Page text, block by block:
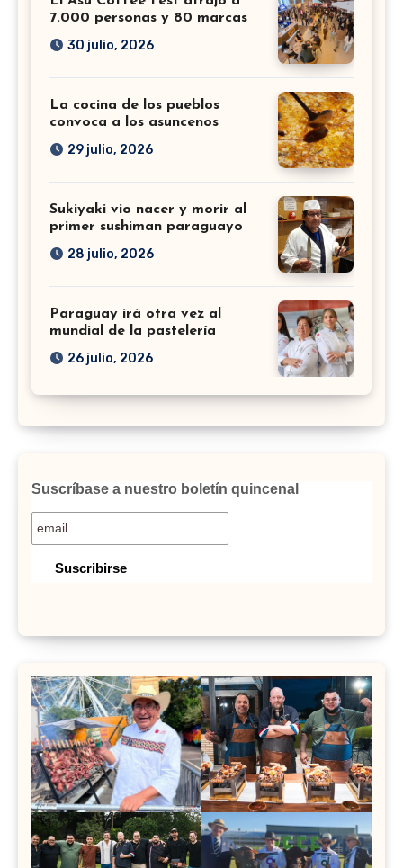
7.000 personas y 80 marcas
30 julio, 2026
La cocina de los pueblos
convoca a los asuncenos
29 julio, 2026
Sukiyaki vio nacer y morir al
primer sushiman paraguayo
28 julio, 2026
Paraguay irá otra vez al
mundial de la pastelería
26 julio, 2026
Suscríbase a nuestro boletín quincenal